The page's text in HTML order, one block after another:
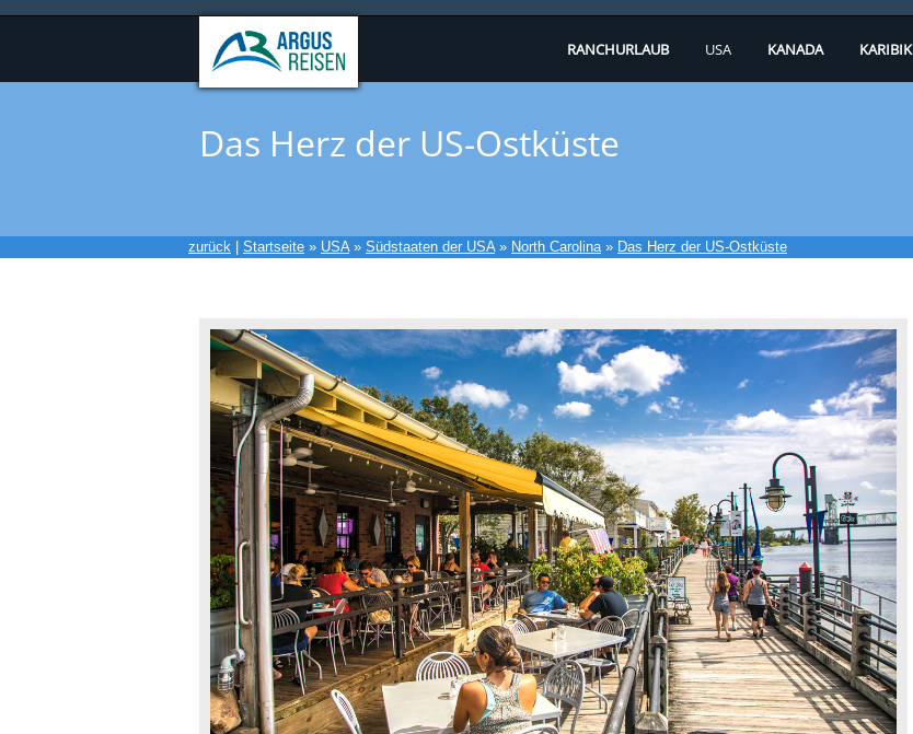
RANCHURLAUB USA KANADA KARIBIK
Das Herz der US-Ostküste
zurück Startseite » USA» Südstaaten der USA» North Carolina» Das Herz der US-Ostküste